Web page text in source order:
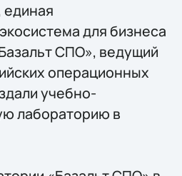
для бизнеса
СПО», ведущий
операционных
учебно-
лабораторию в